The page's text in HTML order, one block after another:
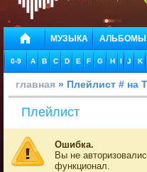
МУЗЫКА АЛЬБОМЫ
0-9 A B C D E F G H I J K
главная » Плейлист # на
Плейлист
Ошибка.
Вы не
функционал.